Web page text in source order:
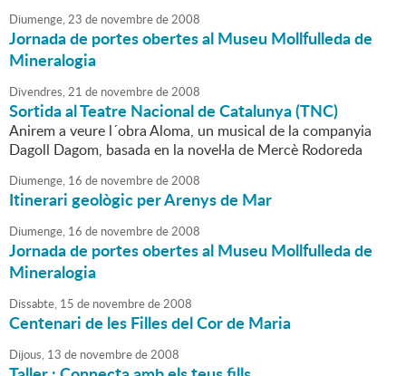
Diumenge,23 de novembrede2008
Jornada de portes obertes al Museu Mollfulleda de
Mineralogia
Divendres,21 de novembrede2008
Sortida al Teatre Nacional de Catalunya (TNC)
Anirem a veure l´obra Aloma, un musical de la companyia
Dagoll Dagom, basada en la novel·la de Mercè Rodoreda
Diumenge, 16 de novembrede2008
Itinerari geològic per Arenys de Mar
Diumenge, 16 de novembrede2008
Jornada de portes obertes al Museu Mollfulleda de
Mineralogia
Dissabte, 15 de novembrede2008
Centenari de les Filles del Cor de Maria
Dijous, 13 de novembrede2008